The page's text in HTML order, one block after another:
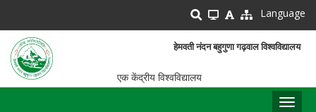
main
content
Language
हेमवती नंदन बहुगुणा गढ़वाल विश्वविद्यालय
एक केंद्रीय विश्वविद्यालय